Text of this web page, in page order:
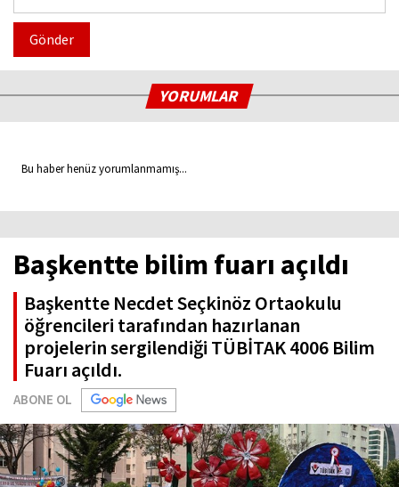
Gönder
YORUMLAR
Bu haber henüz yorumlanmamış...
Başkentte bilim fuarı açıldı
Başkentte Necdet Seçkinöz Ortaokulu
öğrencileri tarafından hazırlanan
projelerin sergilendiği TÜBİTAK 4006 Bilim
Fuarı açıldı.
ABONE OL